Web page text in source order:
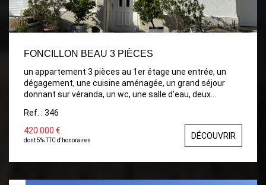
FONCILLON BEAU 3 PIÈCES
un appartement 3 pièces au 1er étage une entrée, un
dégagement, une cuisine aménagée, un grand séjour
donnant sur véranda, un wc, une salle d'eau, deux
Garage Parking Lingerie Monte charge
Ref. : 346
420 000 €
dont 5% TTC d'honoraires DÉCOUVRIR